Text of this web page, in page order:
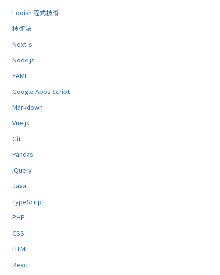
Fooish 程式技術
技術誌
Next.js
Node.js
YAML
Google Apps Script
Markdown
Vue.js
Git
Pandas
jQuery
Java
TypeScript
PHP
CSS
HTML
React